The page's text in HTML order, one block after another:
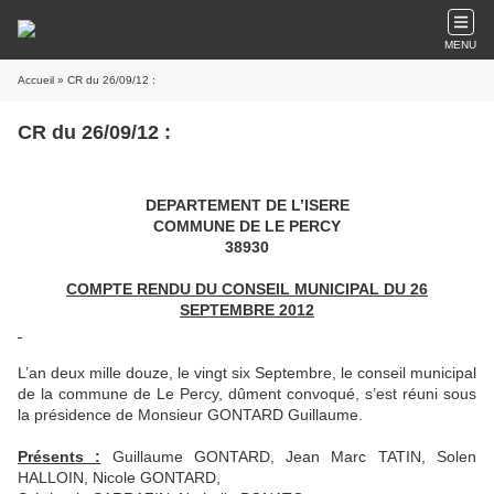
MENU
Accueil » CR du 26/09/12 :
CR du 26/09/12 :
DEPARTEMENT DE L’ISERE
COMMUNE DE LE PERCY
38930
COMPTE RENDU DU CONSEIL MUNICIPAL DU 26
SEPTEMBRE 2012
L’an deux mille douze, le vingt six Septembre, le conseil municipal
de la commune de Le Percy, dûment convoqué, s’est réuni sous
la présidence de Monsieur GONTARD Guillaume.
Présents :
Guillaume GONTARD, Jean Marc TATIN, Solen
HALLOIN, Nicole GONTARD,